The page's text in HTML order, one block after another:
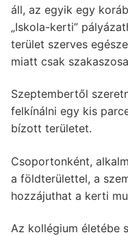
áll, az egyik egy
„Iskola-kerti”
terület szerves
miatt csak
Szeptembertől
felkínálni egy kis
bízott területet.
Csoportonként,
a földterülettel, a
hozzájuthat a kerti
Az kollégium életébe